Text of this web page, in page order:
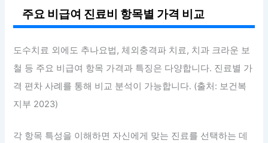
주요 비급여 진료비 항목별 가격 비교
도수치료 외에도 추나요법, 체외충격파 치료, 치과 크라운 보
철 등 주요 비급여 항목 가격과 특징은 다양합니다. 진료별 가
격 편차 사례를 통해 비교 분석이 가능합니다. (출처: 보건복
지부 2023)
각 항목 특성을 이해하면 자신에게 맞는 진료를 선택하는 데